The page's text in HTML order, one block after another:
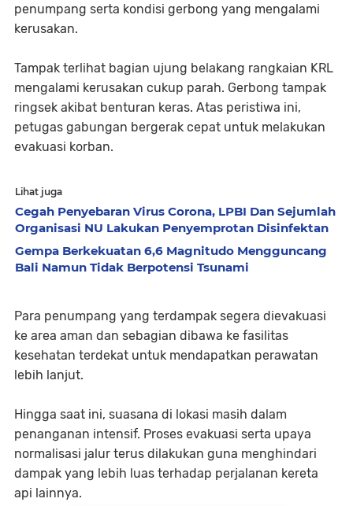
penumpang serta kondisi gerbong yang mengalami
kerusakan.
Tampak terlihat bagian ujung belakang rangkaian KRL
mengalami kerusakan cukup parah. Gerbong tampak
ringsek akibat benturan keras. Atas peristiwa ini,
petugas gabungan bergerak cepat untuk melakukan
evakuasi korban.
Lihat juga
Cegah Penyebaran Virus Corona, LPBI Dan Sejumlah
Organisasi NU Lakukan Penyemprotan Disinfektan
Gempa Berkekuatan 6,6 Magnitudo Mengguncang
Bali Namun Tidak Berpotensi Tsunami
Para penumpang yang terdampak segera dievakuasi
ke area aman dan sebagian dibawa ke fasilitas
kesehatan terdekat untuk mendapatkan perawatan
lebih lanjut.
Hingga saat ini, suasana di lokasi masih dalam
penanganan intensif. Proses evakuasi serta upaya
normalisasi jalur terus dilakukan guna menghindari
dampak yang lebih luas terhadap perjalanan kereta
api lainnya.